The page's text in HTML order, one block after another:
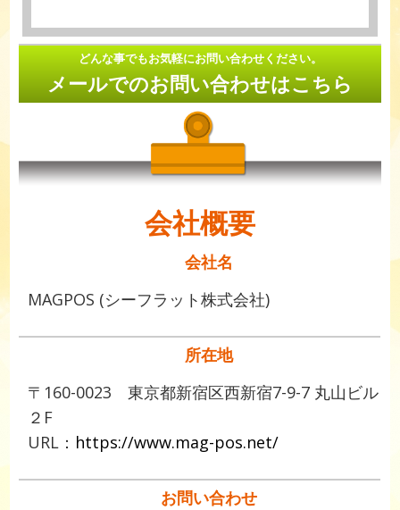
どんな事でもお気軽にお問い合わせください。
メールでのお問い合わせはこちら
会社概要
会社名
MAGPOS (シーフラット株式会社)
所在地
〒160-0023 東京都新宿区西新宿7-9-7 丸山ビル
２F
URL： https://www.mag-pos.net/
お問い合わせ